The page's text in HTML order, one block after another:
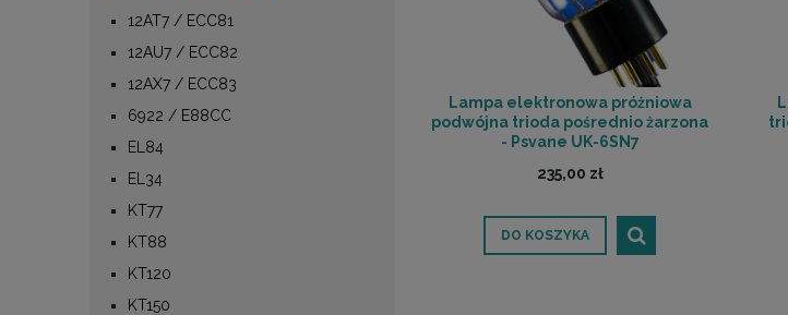
12AT7 / ECC81
12AU7 / ECC82
12AX7 / ECC83
6922 / E88CC
EL84
EL34
KT77
KT88
KT120
KT150
Lampa elektronowa próżniowa
podwójna trioda pośrednio żarzona
- Psvane UK-6SN7
235,00 zł
DO KOSZYKA